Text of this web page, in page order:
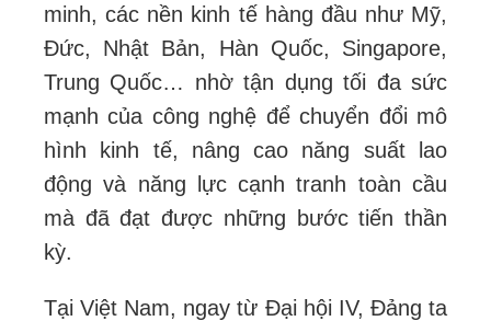
minh, các nền kinh tế hàng đầu như Mỹ,
Đức, Nhật Bản, Hàn Quốc, Singapore,
Trung Quốc… nhờ tận dụng tối đa sức
mạnh của công nghệ để chuyển đổi mô
hình kinh tế, nâng cao năng suất lao
động và năng lực cạnh tranh toàn cầu
mà đã đạt được những bước tiến thần
kỳ.
Tại Việt Nam, ngay từ Đại hội IV, Đảng ta